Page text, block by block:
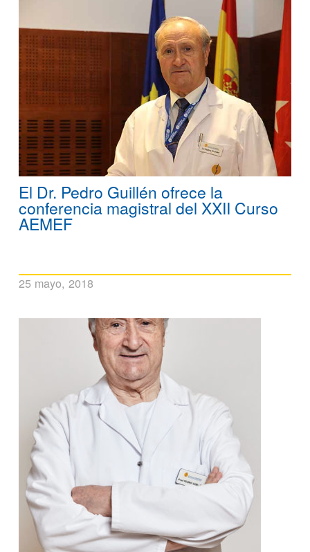
El Dr. Pedro Guillén ofrece la
conferencia magistral del XXII Curso
AEMEF
25 mayo, 2018